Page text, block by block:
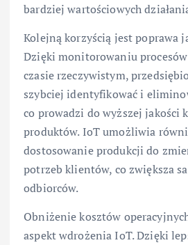
bardziej wartościowych
Kolejną korzyścią jest poprawa
Dzięki monitorowaniu
czasie rzeczywistym,
szybciej identyfikować i
co prowadzi do wyższej jakości
produktów. IoT umożliwia
dostosowanie produkcji do
potrzeb klientów, co zwiększa
odbiorców.
Obniżenie kosztów
aspekt wdrożenia IoT. Dzięki